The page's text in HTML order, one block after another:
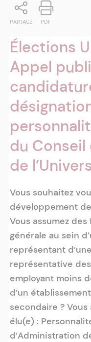
PARTAGE PDF
Élections
Appel
du Conseil
de
Vous souhaitez
développement
Vous assumez
générale au sein
représentant
représentative
employant moins
d’un
secondaire ?
élu(e) :
d’Administration